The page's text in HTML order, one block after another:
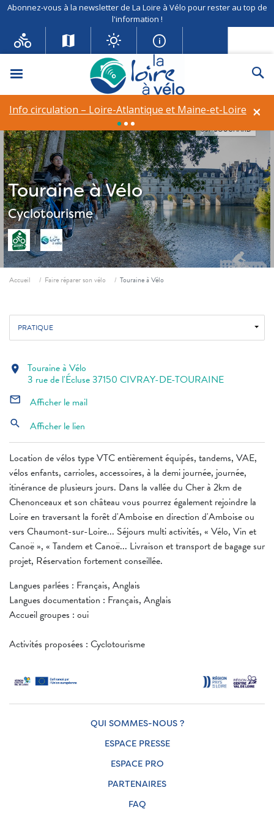
Abonnez-vous à la newsletter de La Loire à Vélo pour rester au top de
l'information !
Menu
×
Info circulation – Loire-Atlantique et Maine-et-Loire
Touraine à Vélo
Cyclotourisme
©JF SOUCHARD
Fil d'ariane
Accueil Faire réparer son vélo Touraine à Vélo
PRATIQUE
Location de vélos type VTC entièrement équipés, tandems, VAE,
vélos enfants, carrioles, accessoires, à la demi journée, journée,
itinérance de plusieurs jours. Dans la vallée du Cher à 2km de
Chenonceaux et son château vous pourrez également rejoindre la
Loire en traversant la forêt d'Amboise en direction d'Amboise ou
vers Chaumont-sur-Loire... Séjours multi activités, « Vélo, Vin et
Canoë », « Tandem et Canoë... Livraison et transport de bagage sur
projet, Réservation fortement conseillée.
Langues parlées : Français, Anglais
Langues documentation : Français, Anglais
Accueil groupes : oui
Activités proposées : Cyclotourisme
location_on Touraine à Vélo
3 rue de l'Écluse 37150 CIVRAY-DE-TOURAINE
mail_outline Afficher le mail
search Afficher le lien
QUI SOMMES-NOUS ?
ESPACE PRESSE
ESPACE PRO
PARTENAIRES
FAQ